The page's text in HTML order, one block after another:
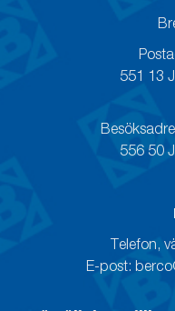
551 13
556 50
Telefon,
E-post: